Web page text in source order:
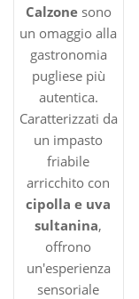
Calzonesono
un omaggio alla
gastronomia
pugliese più
autentica.
Caratterizzati da
un impasto
friabile
arricchito con
cipolla e uva
sultanina,
offrono
un'esperienza
sensoriale